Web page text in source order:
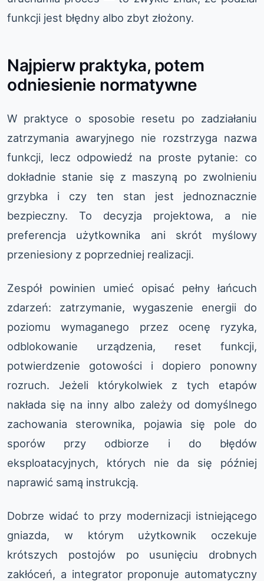
funkcji jest błędny albo zbyt złożony.
Najpierw praktyka, potem
odniesienie normatywne
W praktyce o sposobie resetu po zadziałaniu
zatrzymania awaryjnego nie rozstrzyga nazwa
funkcji, lecz odpowiedź na proste pytanie: co
dokładnie stanie się z maszyną po zwolnieniu
grzybka i czy ten stan jest jednoznacznie
bezpieczny. To decyzja projektowa, a nie
preferencja użytkownika ani skrót myślowy
przeniesiony z poprzedniej realizacji.
Zespół powinien umieć opisać pełny łańcuch
zdarzeń: zatrzymanie, wygaszenie energii do
poziomu wymaganego przez ocenę ryzyka,
odblokowanie urządzenia, reset funkcji,
potwierdzenie gotowości i dopiero ponowny
rozruch. Jeżeli którykolwiek z tych etapów
nakłada się na inny albo zależy od domyślnego
zachowania sterownika, pojawia się pole do
sporów przy odbiorze i do błędów
eksploatacyjnych, których nie da się później
naprawić samą instrukcją.
Dobrze widać to przy modernizacji istniejącego
gniazda, w którym użytkownik oczekuje
krótszych postojów po usunięciu drobnych
zakłóceń, a integrator proponuje automatyczny